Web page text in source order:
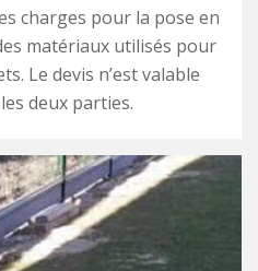
charges pour la pose en
matériaux utilisés pour
Le devis n’est valable
deux parties.